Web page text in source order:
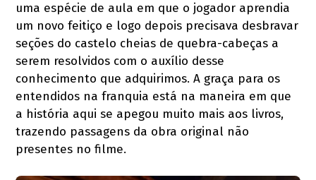
uma espécie de aula em que o jogador aprendia
um novo feitiço e logo depois precisava desbravar
seções do castelo cheias de quebra-cabeças a
serem resolvidos com o auxílio desse
conhecimento que adquirimos. A graça para os
entendidos na franquia está na maneira em que
a história aqui se apegou muito mais aos livros,
trazendo passagens da obra original não
presentes no filme.